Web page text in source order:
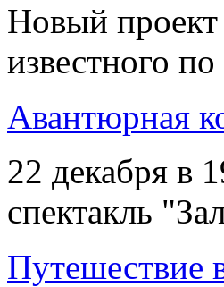
Новый
известного
Авантюрная
22 декабря в
спектакль
Путешествие